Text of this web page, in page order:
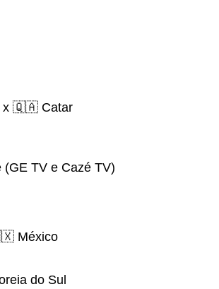
x 🇶🇦 Catar
(GE TV e Cazé TV)
México
do Sul